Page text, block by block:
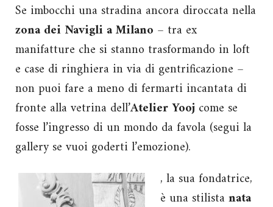
Se imbocchi una stradina ancora diroccata nella
zona dei Navigli a Milano – tra ex
manifatture che si stanno trasformando in loft
e case di ringhiera in via di gentrificazione –
non puoi fare a meno di fermarti incantata di
fronte alla vetrina dell’Atelier Yooj come se
fosse l’ingresso di un mondo da favola (segui la
gallery se vuoi goderti l’emozione).
, la sua fondatrice,
è una stilistanata